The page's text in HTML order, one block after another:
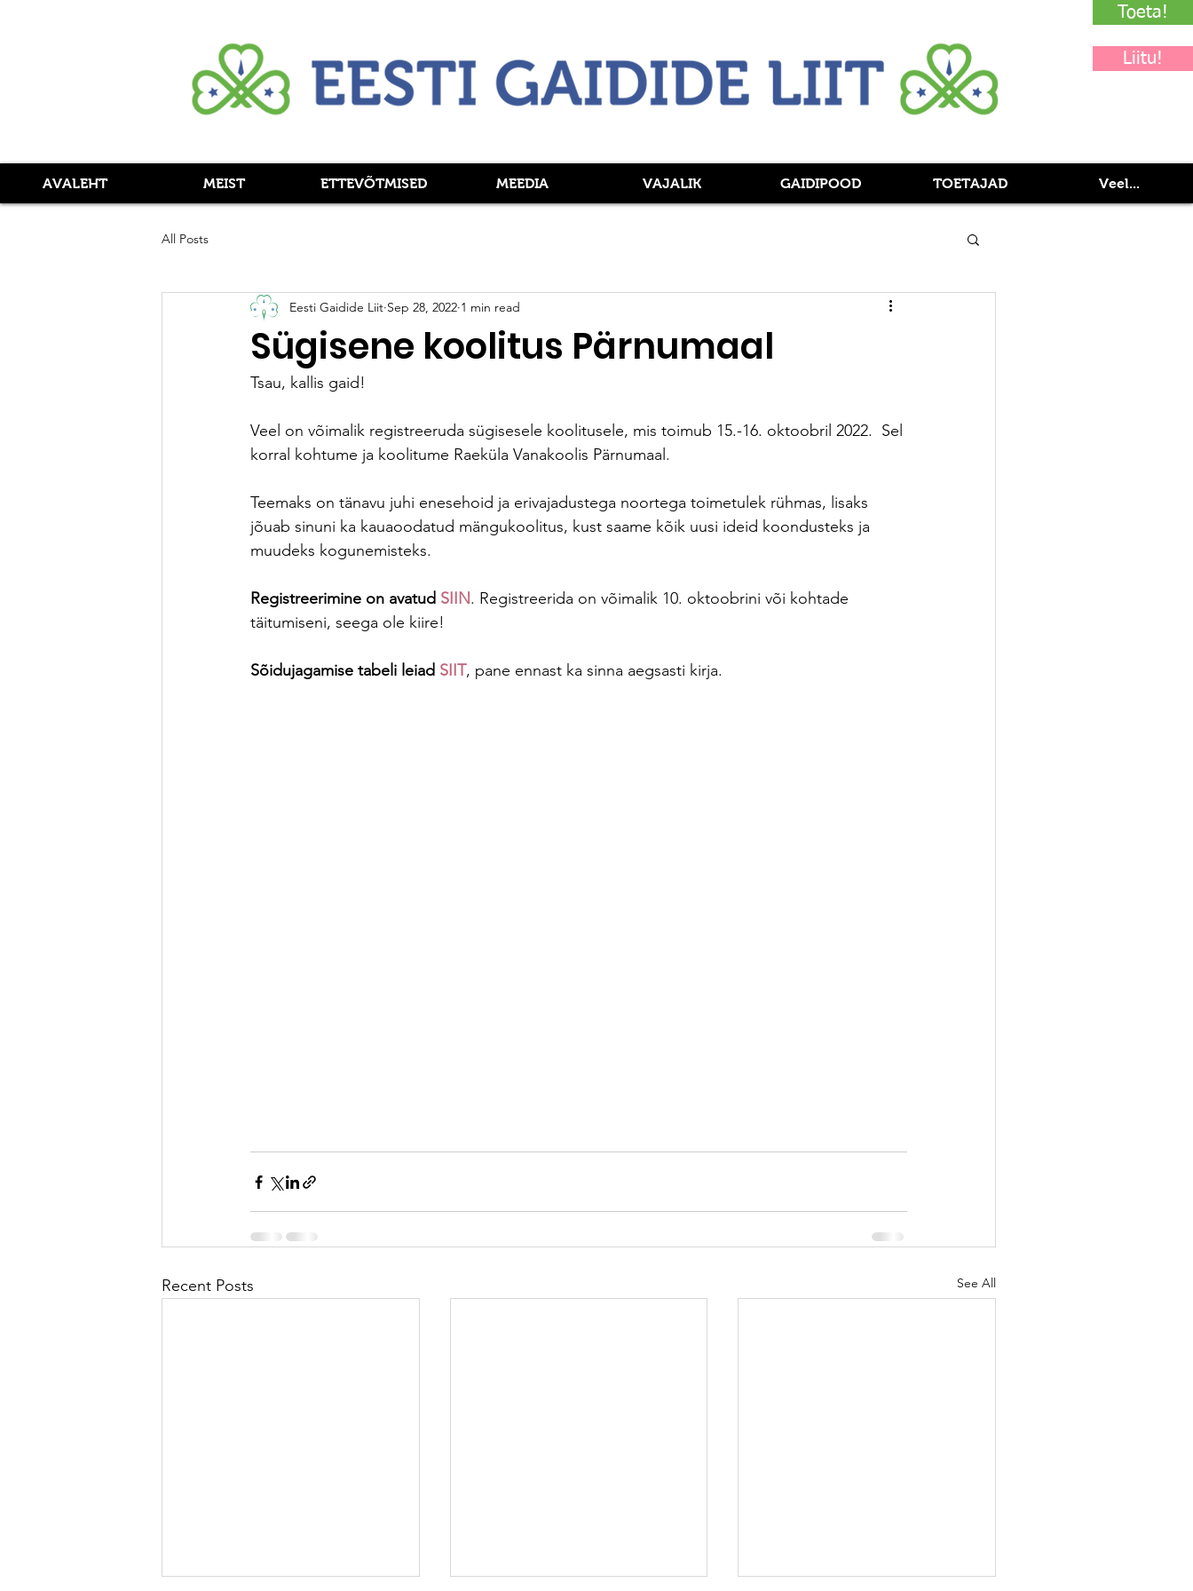
Toeta!
Liitu!
AVALEHT MEIST ETTEVÕTMISED MEEDIA VAJALIK GAIDIPOOD TOETAJAD Veel...
All Posts
Sügisene koolitus Pärnumaal
Eesti Gaidide Liit Sep 28, 2022 1 min read
Tsau, kallis gaid!
Veel on võimalik registreeruda sügisesele koolitusele, mis toimub 15.-16. oktoobril 2022.  Sel
korral kohtume ja koolitume Raeküla Vanakoolis Pärnumaal.
Teemaks on tänavu juhi enesehoid ja erivajadustega noortega toimetulek rühmas, lisaks
jõuab sinuni ka kauaoodatud mängukoolitus, kust saame kõik uusi ideid koondusteks ja
muudeks kogunemisteks.
Registreerimine on avatud SIIN. Registreerida on võimalik 10. oktoobrini või kohtade
täitumiseni, seega ole kiire!
Sõidujagamise tabeli leiad SIIT, pane ennast ka sinna aegsasti kirja.
Recent Posts See All